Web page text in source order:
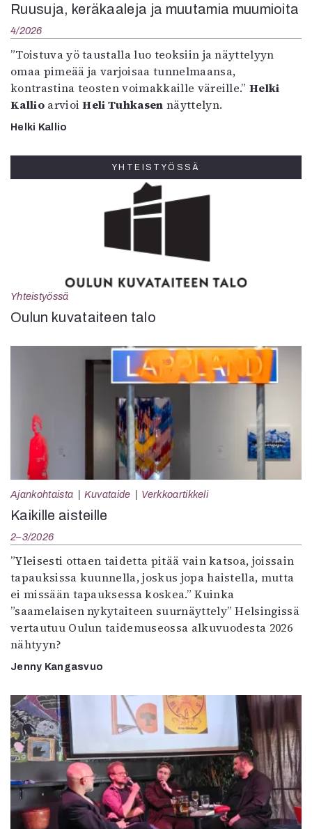
Ruusuja, keräkaaleja ja muutamia muumioita
4/2026
”Toistuva yö taustalla luo teoksiin ja näyttelyyn
omaa pimeää ja varjoisaa tunnelmaansa,
kontrastina teosten voimakkaille väreille.”Helki
KallioarvioiHeli Tuhkasen näyttelyn.
Helki Kallio
YHTEISTYÖSSÄ
Yhteistyössä
Oulun kuvataiteen talo
Ajankohtaista Kuvataide Verkkoartikkeli
Kaikille aisteille
2–3/2026
”Yleisesti ottaen taidetta pitää vain katsoa, joissain
tapauksissa kuunnella, joskus jopa haistella, mutta
ei missään tapauksessa koskea.” Kuinka
”saamelaisen nykytaiteen suurnäyttely” Helsingissä
vertautuu Oulun taidemuseossa alkuvuodesta 2026
nähtyyn?
Jenny Kangasvuo